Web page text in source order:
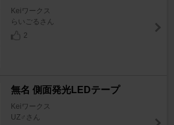
Keiワークス
らいごるさん
2
無名 側面発光LEDテープ
Keiワークス
UZ♂さん